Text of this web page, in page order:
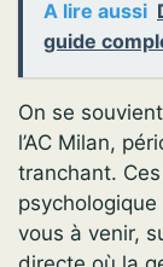
A lire aussi
guide
On se
l’AC Milan,
tranchant.
vous à venir,